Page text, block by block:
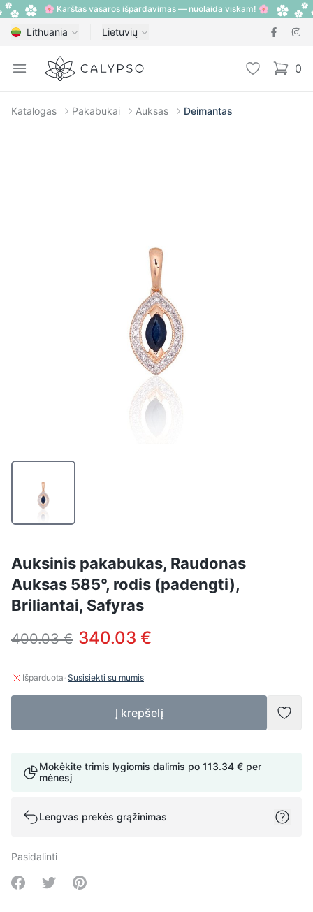
🌸 Karštas vasaros išpardavimas — nuolaida viskam! 🌸
Lithuania Lietuvių
Open menu
Calypso 0
items
Katalogas Pakabukai Auksas Deimantas
Auksinis pakabukas, Raudonas
Auksas 585°, rodis (padengti),
Briliantai, Safyras
400.03 € 340.03 €
Išparduota ·Susisiekti su mumis
Į krepšelį
Mokėkite trimis lygiomis dalimis po 113.34 € per
mėnesį
Lengvas prekės grąžinimas
Pasidalinti
Share on Facebook
Share on Twitter
Share on Pinterest